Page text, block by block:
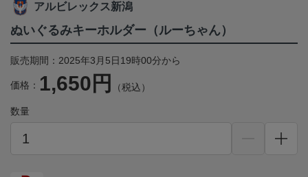
アルビレックス新潟
ぬいぐるみキーホルダー（ルーちゃん）
販売期間：2025年3月5日19時00分から
価格： 1,650円 （税込）
数量